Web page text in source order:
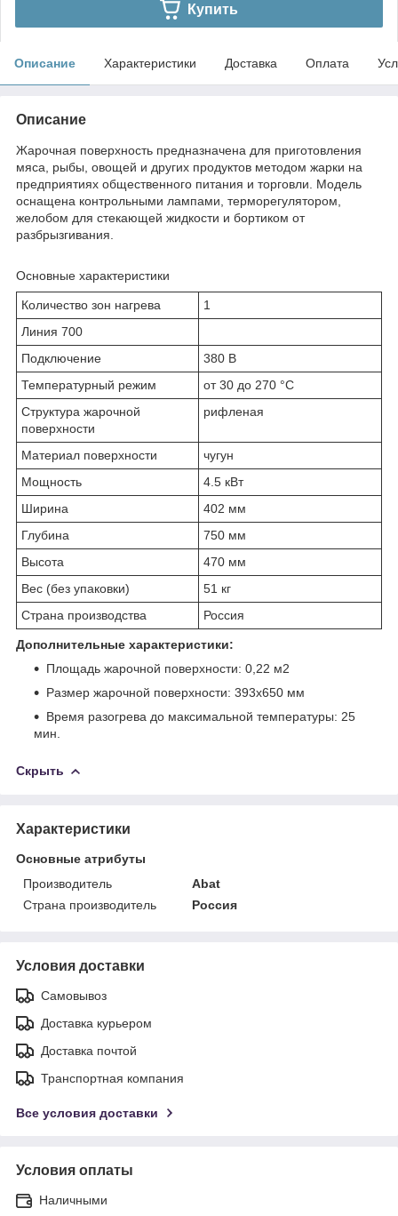
Купить
Описание Характеристики Доставка Оплата
Описание
Жарочная поверхность предназначена для приготовления
мяса, рыбы, овощей и других продуктов методом жарки на
предприятиях общественного питания и торговли. Модель
оснащена контрольными лампами, терморегулятором,
желобом для стекающей жидкости и бортиком от
разбрызгивания.
Основные характеристики
Количество зон нагрева
1
Линия 700
Подключение
380 В
Температурный режим
от 30 до 270 °С
Структура жарочной
поверхности
рифленая
Материал поверхности
чугун
Мощность
4.5 кВт
Ширина
402 мм
Глубина
750 мм
Высота
470 мм
Вес (без упаковки)
51 кг
Страна производства
Россия
Дополнительные характеристики:
Площадь жарочной поверхности: 0,22 м2
Размер жарочной поверхности: 393x650 мм
Время разогрева до максимальной температуры: 25
мин.
Скрыть
Характеристики
Основные атрибуты
Производитель
Abat
Страна производитель
Россия
Условия доставки
Самовывоз
Доставка курьером
Доставка почтой
Транспортная компания
Все условия доставки
Условия оплаты
Наличными